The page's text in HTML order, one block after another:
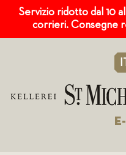
Servizio ridotto dal 10
corrieri. Consegne